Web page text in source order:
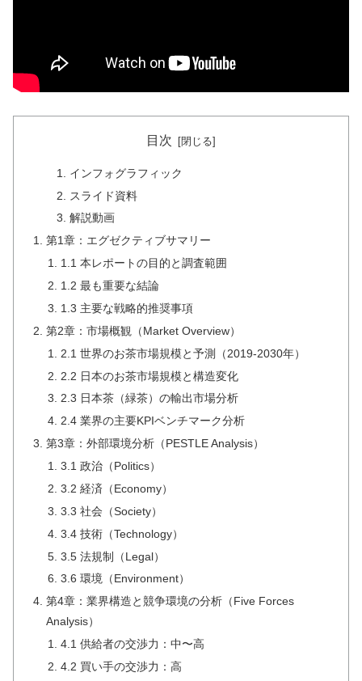
目次
インフォグラフィック
スライド資料
解説動画
第1章：エグゼクティブサマリー
1.1 本レポートの目的と調査範囲
1.2 最も重要な結論
1.3 主要な戦略的推奨事項
第2章：市場概観（Market Overview）
2.1 世界のお茶市場規模と予測（2019-2030年）
2.2 日本のお茶市場規模と構造変化
2.3 日本茶（緑茶）の輸出市場分析
2.4 業界の主要KPIベンチマーク分析
第3章：外部環境分析（PESTLE Analysis）
3.1 政治（Politics）
3.2 経済（Economy）
3.3 社会（Society）
3.4 技術（Technology）
3.5 法規制（Legal）
3.6 環境（Environment）
第4章：業界構造と競争環境の分析（Five Forces
Analysis）
4.1 供給者の交渉力：中〜高
4.2 買い手の交渉力：高